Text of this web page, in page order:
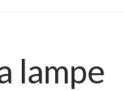
lampe